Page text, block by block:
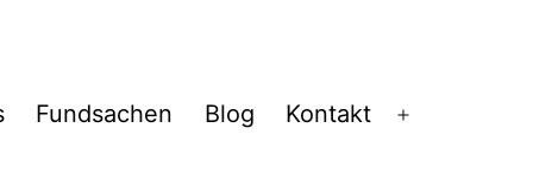
Fundsachen Blog Kontakt